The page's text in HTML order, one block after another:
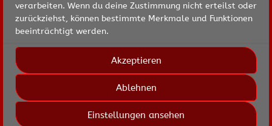
verarbeiten. Wenn du deine Zustimmung nicht erteilst oder
zurückziehst, können bestimmte Merkmale und Funktionen
beeinträchtigt werden.
Akzeptieren
Ablehnen
Einstellungen ansehen